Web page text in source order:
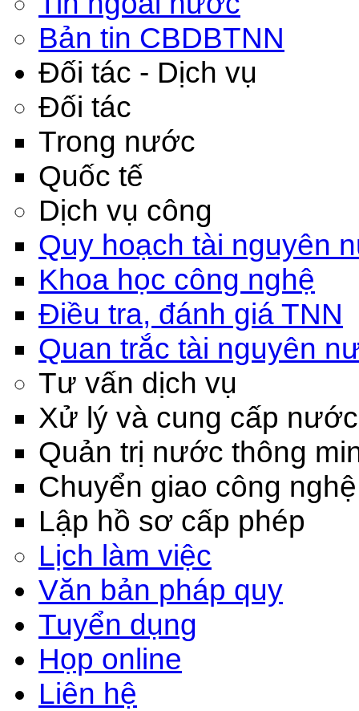
Bản tin CBDBTNN
Đối tác - Dịch vụ
Đối tác
Trong nước
Quốc tế
Dịch vụ công
Quy hoạch tài nguyên
Khoa học công nghệ
Điều tra, đánh giá TNN
Quan trắc tài nguyên
Tư vấn dịch vụ
Xử lý và cung cấp nước
Quản trị nước thông
Chuyển giao công nghệ
Lập hồ sơ cấp phép
Lịch làm việc
Văn bản pháp quy
Tuyển dụng
Họp online
Liên hệ